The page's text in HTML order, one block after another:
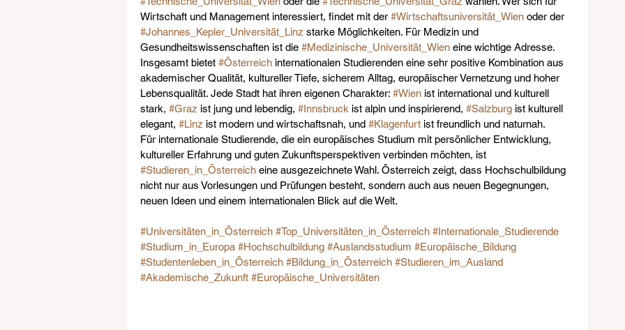
Wirtschaft und Management interessiert, findet mit der #Wirtschaftsuniversität_Wien oder der
#Johannes_Kepler_Universität_Linz starke Möglichkeiten. Für Medizin und
Gesundheitswissenschaften ist die #Medizinische_Universität_Wien eine wichtige Adresse.
Insgesamt bietet #Österreich internationalen Studierenden eine sehr positive Kombination aus
akademischer Qualität, kultureller Tiefe, sicherem Alltag, europäischer Vernetzung und hoher
Lebensqualität. Jede Stadt hat ihren eigenen Charakter: #Wien ist international und kulturell
stark, #Graz ist jung und lebendig, #Innsbruck ist alpin und inspirierend, #Salzburg ist kulturell
elegant, #Linz ist modern und wirtschaftsnah, und #Klagenfurt ist freundlich und naturnah.
Für internationale Studierende, die ein europäisches Studium mit persönlicher Entwicklung,
kultureller Erfahrung und guten Zukunftsperspektiven verbinden möchten, ist
#Studieren_in_Österreich eine ausgezeichnete Wahl. Österreich zeigt, dass Hochschulbildung
nicht nur aus Vorlesungen und Prüfungen besteht, sondern auch aus neuen Begegnungen,
neuen Ideen und einem internationalen Blick auf die Welt.
#Universitäten_in_Österreich #Top_Universitäten_in_Österreich #Internationale_Studierende
#Studium_in_Europa #Hochschulbildung #Auslandsstudium #Europäische_Bildung
#Studentenleben_in_Österreich #Bildung_in_Österreich #Studieren_im_Ausland
#Akademische_Zukunft #Europäische_Universitäten